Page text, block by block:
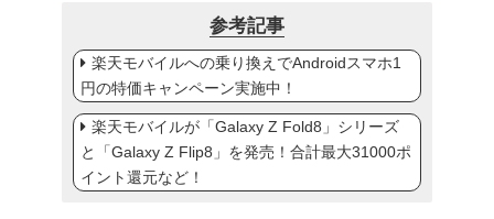
参考記事
楽天モバイルへの乗り換えでAndroidスマホ1
円の特価キャンペーン実施中！
楽天モバイルが「Galaxy Z Fold8」シリーズ
と「Galaxy Z Flip8」を発売！合計最大31000ポ
イント還元など！